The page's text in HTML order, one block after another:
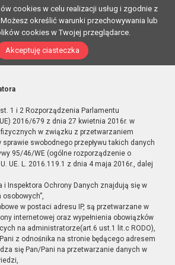
cookies w celu realizacji usług i zgodnie z
określić warunki przechowywania lub
cookies w Twojej przeglądarce.
Akceptuję ciasteczka
1 i 2 Rozporządzenia Parlamentu
2016/679 z dnia 27 kwietnia 2016r. w
w związku z przetwarzaniem
swobodnego przepływu takich danych
95/46/WE (ogólne rozporządzenie o
UE. L. 2016.119.1 z dnia 4 maja 2016r., dalej
i Inspektora Ochrony Danych znajdują się w
osobowych”,
w postaci adresu IP, są przetwarzane w
internetowej oraz wypełnienia obowiązków
na administratorze(art.6 ust.1 lit.c RODO),
z odnośnika na stronie będącego adresem
się Pan/Pani na przetwarzanie danych w